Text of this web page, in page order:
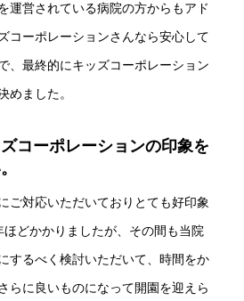
運営されている病院の方からもアド
コーポレーションさんなら安心して
、最終的にキッズコーポレーション
めました。
コーポレーションの印象を
ご対応いただいておりとても好印象
どかかりましたが、その間も当院
するべく検討いただいて、時間をか
らに良いものになって開園を迎えら